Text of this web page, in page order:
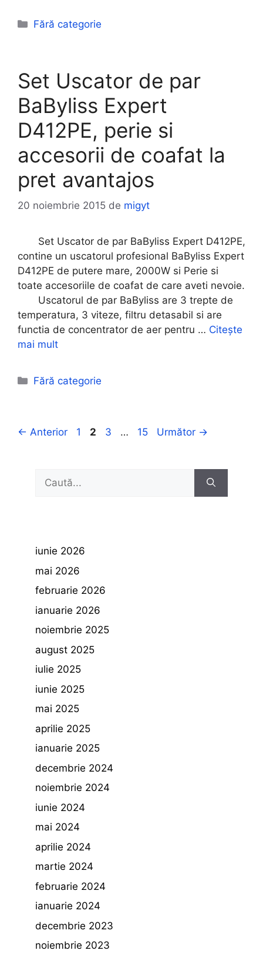
Categorii
Fără categorie
Set Uscator de par
BaByliss Expert
D412PE, perie si
accesorii de coafat la
pret avantajos
20 noiembrie 2015 de migyt
Set Uscator de par BaByliss Expert D412PE,
contine un uscatorul profesional BaByliss Expert
D412PE de putere mare, 2000W si Perie si
toate accesoriile de coafat de care aveti nevoie.
Uscatorul de par BaByliss are 3 trepte de
temperatura, 3 viteze, filtru detasabil si are
functia de concentrator de aer pentru … Citește
mai mult
Categorii
Fără categorie
← Anterior Pagina
1 Pagina
2 Pagina
3 … Pagina
15 Următor →
Caută
iunie 2026
mai 2026
februarie 2026
ianuarie 2026
noiembrie 2025
august 2025
iulie 2025
iunie 2025
mai 2025
aprilie 2025
ianuarie 2025
decembrie 2024
noiembrie 2024
iunie 2024
mai 2024
aprilie 2024
martie 2024
februarie 2024
ianuarie 2024
decembrie 2023
noiembrie 2023